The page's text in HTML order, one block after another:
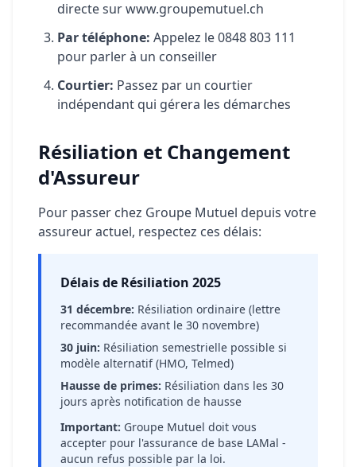
directe sur www.groupemutuel.ch
Par téléphone: Appelez le 0848 803 111
pour parler à un conseiller
Courtier: Passez par un courtier
indépendant qui gérera les démarches
Résiliation et Changement
d'Assureur
Pour passer chez Groupe Mutuel depuis votre
assureur actuel, respectez ces délais:
Délais de Résiliation 2025
31 décembre: Résiliation ordinaire (lettre
recommandée avant le 30 novembre)
30 juin: Résiliation semestrielle possible si
modèle alternatif (HMO, Telmed)
Hausse de primes: Résiliation dans les 30
jours après notification de hausse
Important: Groupe Mutuel doit vous
accepter pour l'assurance de base LAMal -
aucun refus possible par la loi.